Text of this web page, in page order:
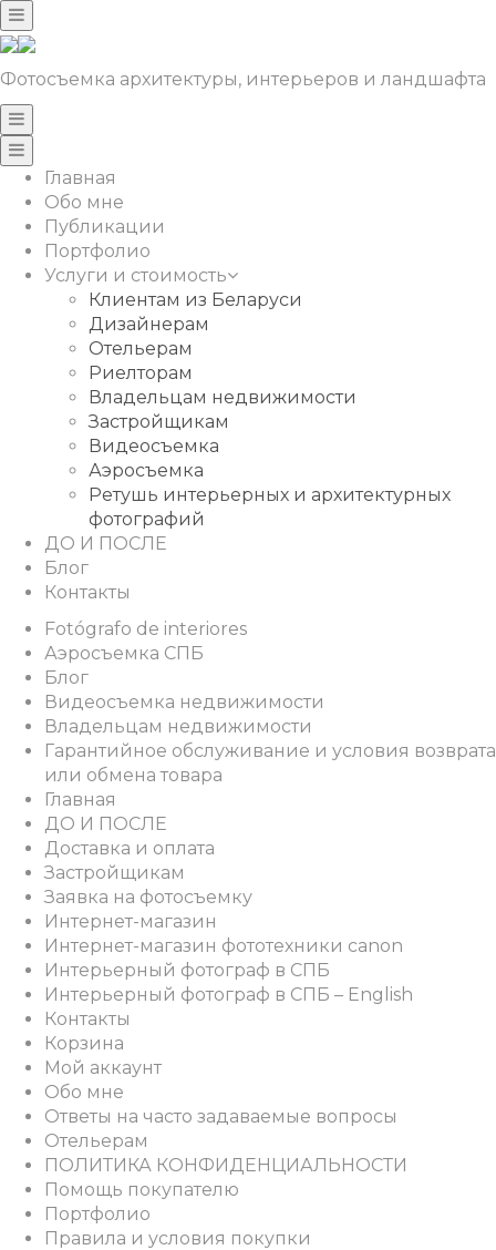
Фотосъемка архитектуры, интерьеров и ландшафта
Главная
Обо мне
Публикации
Портфолио
Услуги и стоимость
Клиентам из Беларуси
Дизайнерам
Отельерам
Риелторам
Владельцам недвижимости
Застройщикам
Видеосъемка
Аэросъемка
Ретушь интерьерных и архитектурных
фотографий
ДО И ПОСЛЕ
Блог
Контакты
Fotógrafo de interiores
Аэросъемка СПБ
Блог
Видеосъемка недвижимости
Владельцам недвижимости
Гарантийное обслуживание и условия возврата
или обмена товара
Главная
ДО И ПОСЛЕ
Доставка и оплата
Застройщикам
Заявка на фотосъемку
Интернет-магазин
Интернет-магазин фототехники canon
Интерьерный фотограф в СПБ
Интерьерный фотограф в СПБ – English
Контакты
Корзина
Мой аккаунт
Обо мне
Ответы на часто задаваемые вопросы
Отельерам
ПОЛИТИКА КОНФИДЕНЦИАЛЬНОСТИ
Помощь покупателю
Портфолио
Правила и условия покупки